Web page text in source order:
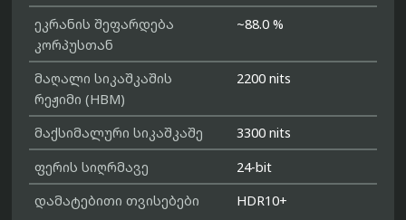
ეკრანის შეფარდება
კორპუსთან
~88.0 %
მაღალი სიკაშკაშის
რეჟიმი (HBM)
2200 nits
მაქსიმალური სიკაშკაშე
3300 nits
ფერის სიღრმავე
24-bit
დამატებითი თვისებები
HDR10+